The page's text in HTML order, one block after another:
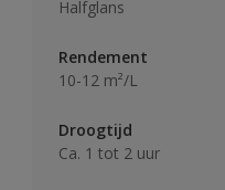
Halfglans
Rendement
10-12 m²/L
Droogtijd
Ca. 1 tot 2 uur